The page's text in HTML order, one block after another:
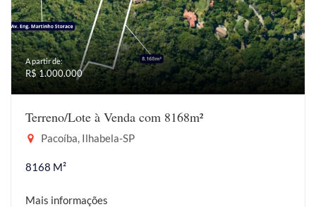
A partir de:
R$ 1.000.000
Terreno/Lote à Venda com 8168m²
Pacoíba, Ilhabela-SP
8168 M²
Mais informações